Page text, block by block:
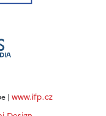
| www.ifp.cz